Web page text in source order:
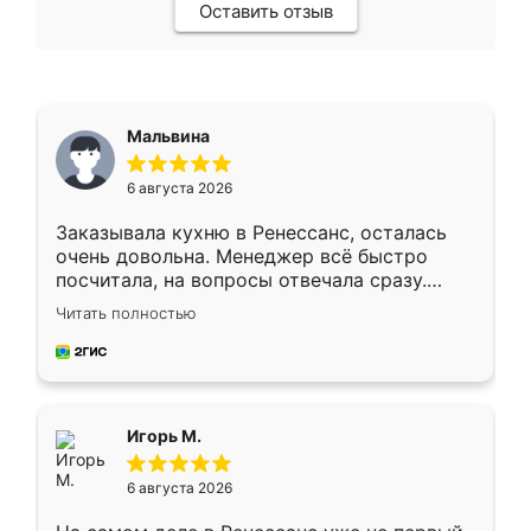
Оставить отзыв
Мальвина
6 августа 2026
Заказывала кухню в Ренессанс, осталась
очень довольна. Менеджер всё быстро
посчитала, на вопросы отвечала сразу.
Замерщик приехал в субботу, подошёл к
делу со всей ответственностью. Собрали
за день, ребята работали аккуратно, даже
Читать полностью
Игорь М.
6 августа 2026